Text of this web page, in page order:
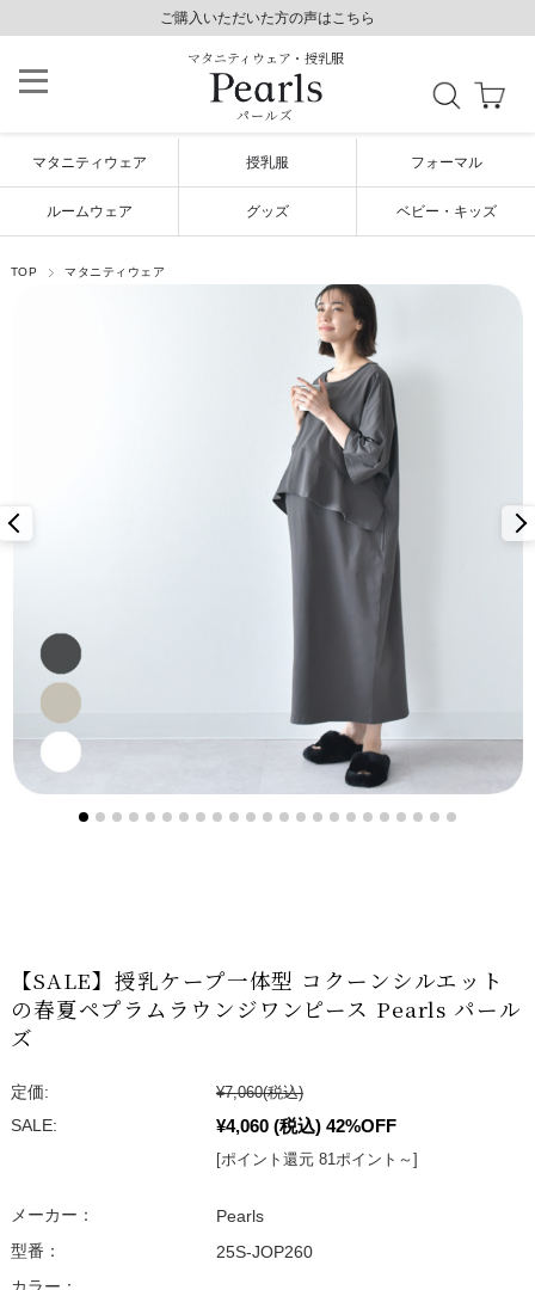
ご購入いただいた方の声はこちら
8,800円以上で送料無料/土日祝も発送（年末年始除く）
ご購入いただいた方の声はこちら
8,800円以上で送料無料/土日祝も発送（年末年始除く）
マタニティウェア・授乳服
パールズ
マタニティウェア 授乳服 フォーマル
ルームウェア グッズ ベビー・キッズ
TOP マタニティウェア
【SALE】授乳ケープ一体型 コクーンシルエット
の春夏ペプラムラウンジワンピース Pearls パール
ズ
定価: ¥7,060(税込)
SALE:
¥4,060 (税込) 42%OFF
[ポイント還元 81ポイント～]
メーカー：
Pearls
型番：
25S-JOP260